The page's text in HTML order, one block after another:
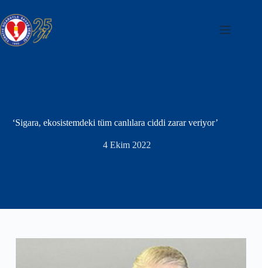
to
content
‘Sigara, ekosistemdeki tüm canlılara ciddi zarar veriyor’
4 Ekim 2022